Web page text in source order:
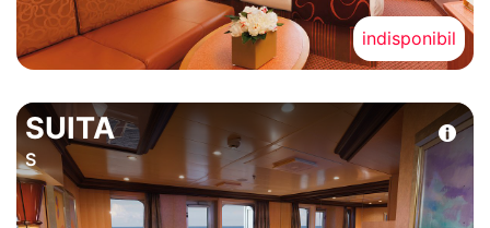
indisponibil
SUITA
S